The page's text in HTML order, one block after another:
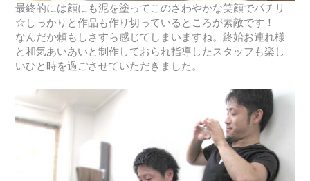
最終的には顔にも泥を塗ってこのさわやかな笑顔でパチリ
☆しっかりと作品も作り切っているところが素敵です！
なんだか頼もしさすら感じてしまいますね。終始お連れ様
と和気あいあいと制作しておられ指導したスタッフも楽し
いひと時を過ごさせていただきました。